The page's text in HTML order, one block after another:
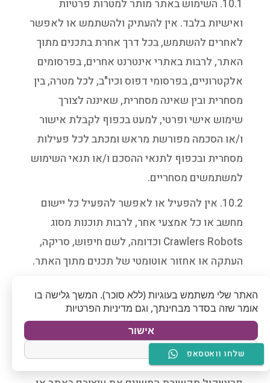
10.1. השימוש באתר מותר למטרות פרטיות
ואישיות בלבד. אין להעתיק ולהשתמש או לאפשר
לאחרים להשתמש, בכל דרך אחרת בתכנים מתוך
האתר, לרבות באתרי אינטרנט אחרים, בפרסומים
אלקטרוניים, בפרסומי דפוס וכיו"ב, לכל מטרה, בין
מסחרית ובין שאינה מסחרית, שאיננה לצורך
שימוש אישי ופרטי, למעט בכפוף לקבלת אישור
ו/או הסכמה מפורשת מראש ומכתב לכל פעילות
מסחרית ובכפוף לתנאי ההסכם ו/או תנאי השימוש
למשתמשים מסחריים.
10.2. אין להפעיל או לאפשר להפעיל כל יישום
מחשב או כל אמצעי אחר, לרבות תוכנות מסוג
Crawlers Robots וכדומה, לשם חיפוש, סריקה,
העתקה או אחזור אוטומטי של תכנים מתוך האתר.
כאמור לשם יצירת לקט, אוסף או מאגר שיכילו
תכנים מהאתר.
10.3. אין להציג תכנים מהאתר בכל דרך שהיא
ובכלל זה באמצעות כל תוכנה, מכשיר, אביזר או
אישור
מדיניות הפרטיות
שלחו וואטסאפ